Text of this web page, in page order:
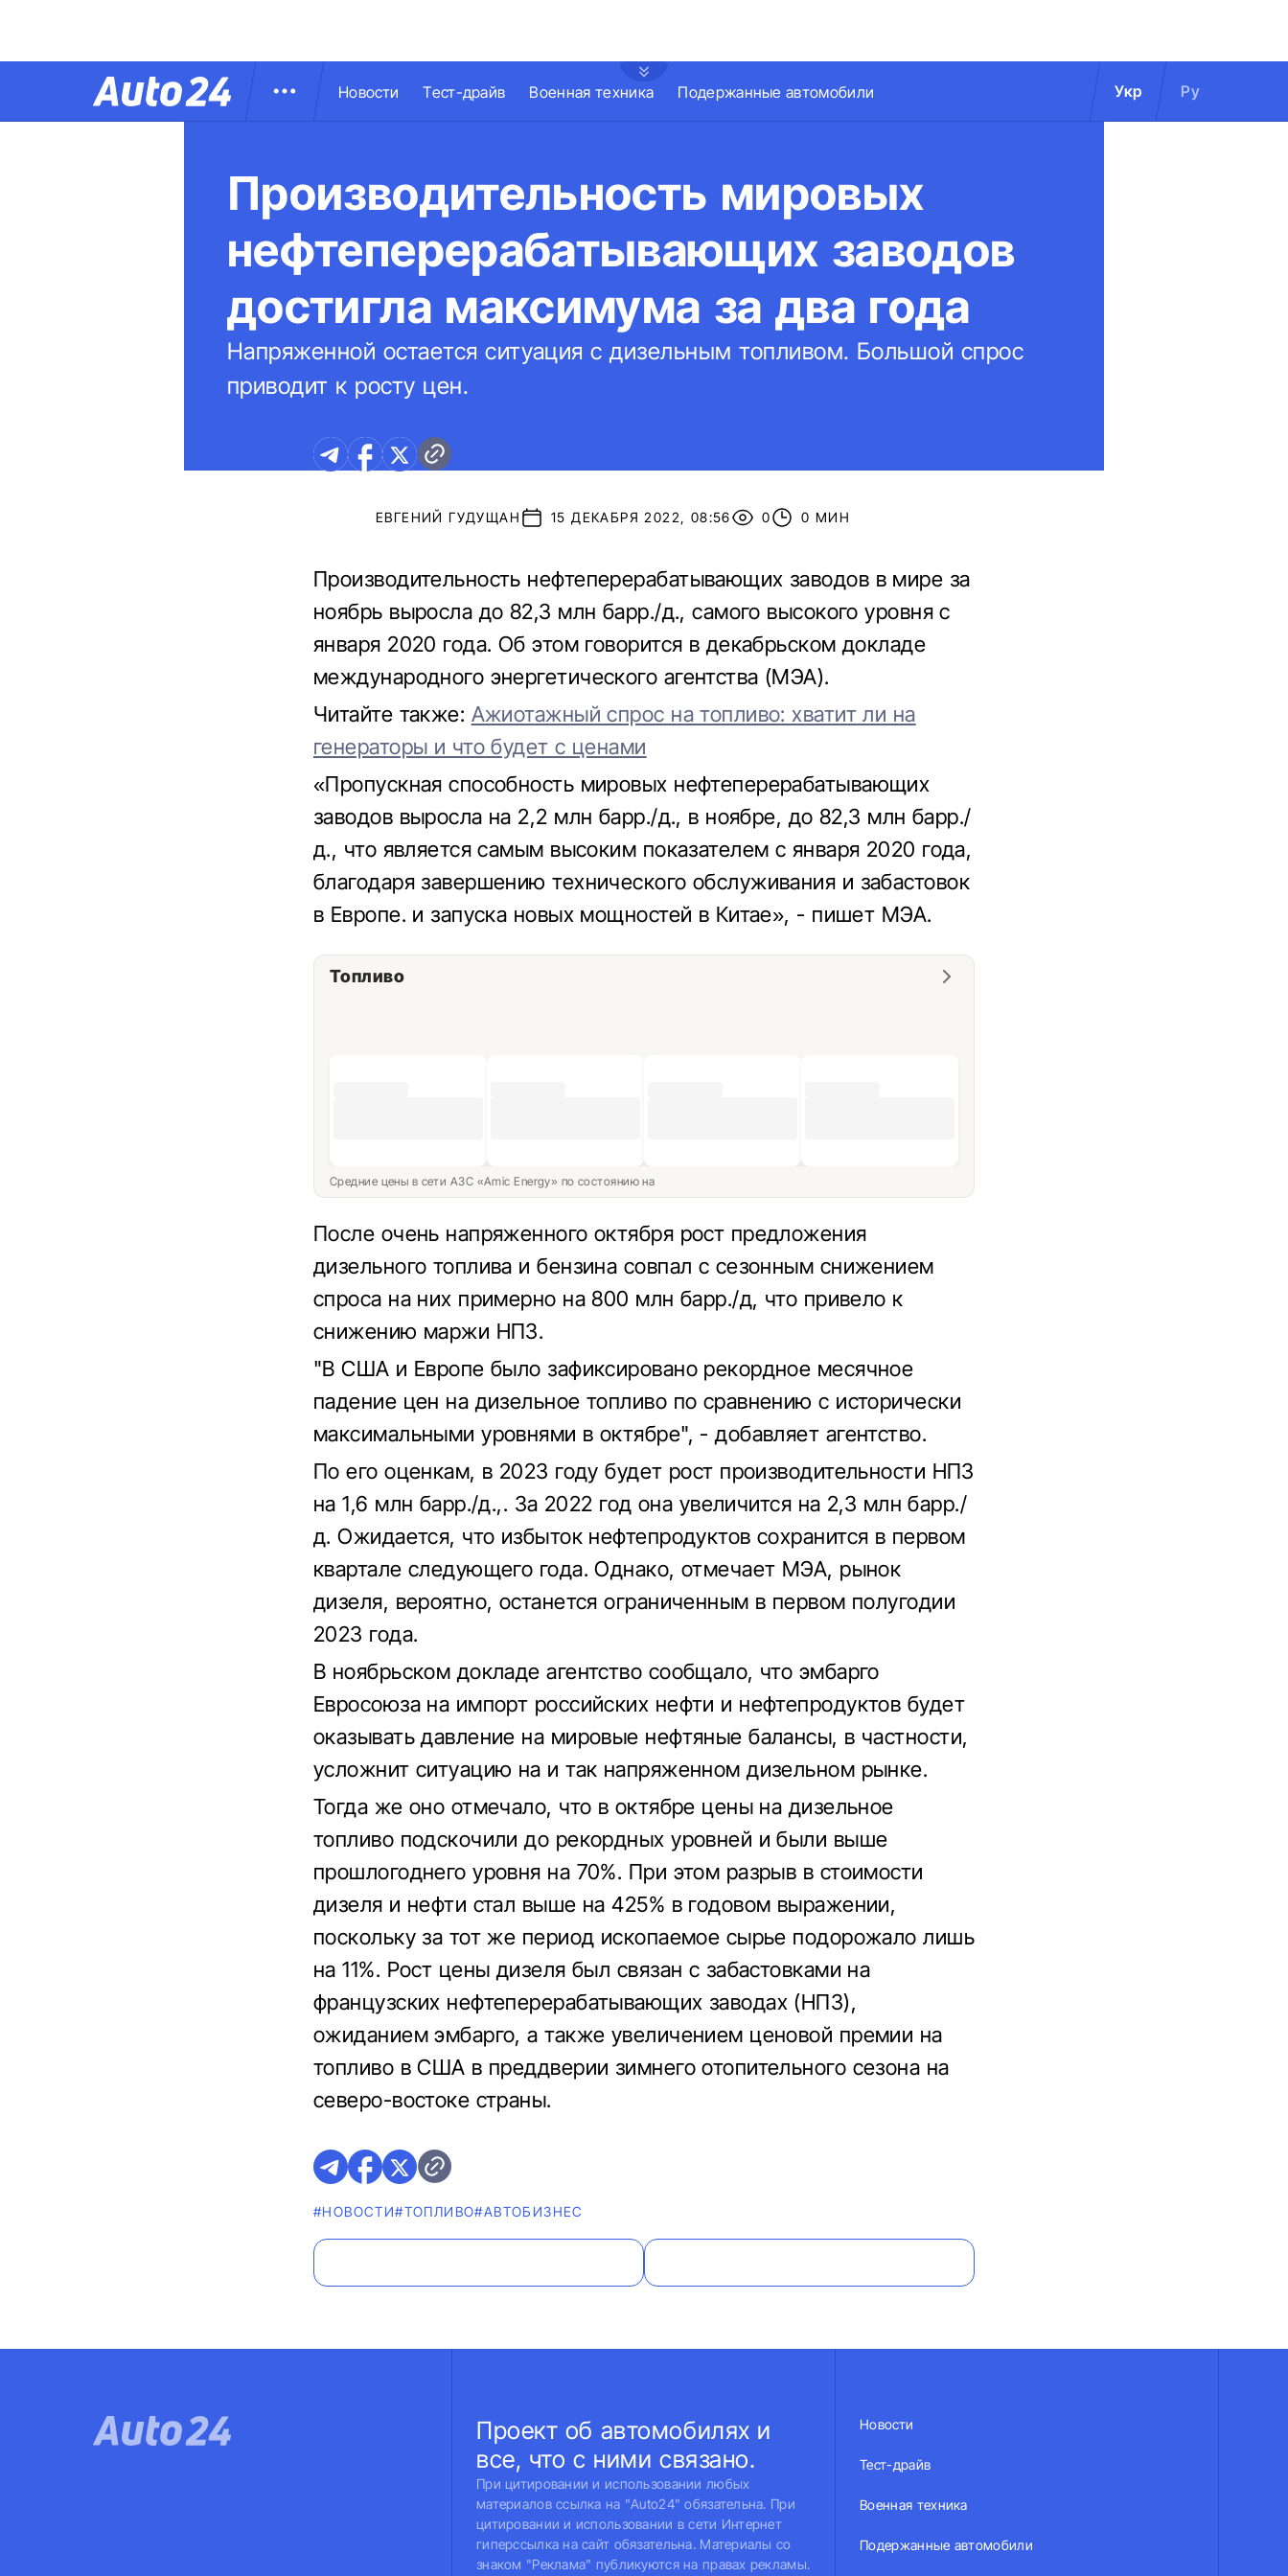
Новости Тест-драйв Военная техника Подержанные автомобили Укр Ру
Производительность мировых
нефтеперерабатывающих заводов
достигла максимума за два года
Напряженной остается ситуация с дизельным топливом. Большой спрос
приводит к росту цен.
ЕВГЕНИЙ ГУДУЩАН 15 ДЕКАБРЯ 2022, 08:56 0 0 МИН
Производительность нефтеперерабатывающих заводов в мире за
ноябрь выросла до 82,3 млн барр./д., самого высокого уровня с
января 2020 года. Об этом говорится в декабрьском докладе
международного энергетического агентства (МЭА).
Читайте также: Ажиотажный спрос на топливо: хватит ли на
генераторы и что будет с ценами
«Пропускная способность мировых нефтеперерабатывающих
заводов выросла на 2,2 млн барр./д., в ноябре, до 82,3 млн барр./
д., что является самым высоким показателем с января 2020 года,
благодаря завершению технического обслуживания и забастовок
в Европе. и запуска новых мощностей в Китае», - пишет МЭА.
Топливо
Средние цены в сети АЗС «Amic Energy» по состоянию на
После очень напряженного октября рост предложения
дизельного топлива и бензина совпал с сезонным снижением
спроса на них примерно на 800 млн барр./д, что привело к
снижению маржи НПЗ.
"В США и Европе было зафиксировано рекордное месячное
падение цен на дизельное топливо по сравнению с исторически
максимальными уровнями в октябре", - добавляет агентство.
По его оценкам, в 2023 году будет рост производительности НПЗ
на 1,6 млн барр./д.,. За 2022 год она увеличится на 2,3 млн барр./
д. Ожидается, что избыток нефтепродуктов сохранится в первом
квартале следующего года. Однако, отмечает МЭА, рынок
дизеля, вероятно, останется ограниченным в первом полугодии
2023 года.
В ноябрьском докладе агентство сообщало, что эмбарго
Евросоюза на импорт российских нефти и нефтепродуктов будет
оказывать давление на мировые нефтяные балансы, в частности,
усложнит ситуацию на и так напряженном дизельном рынке.
Тогда же оно отмечало, что в октябре цены на дизельное
топливо подскочили до рекордных уровней и были выше
прошлогоднего уровня на 70%. При этом разрыв в стоимости
дизеля и нефти стал выше на 425% в годовом выражении,
поскольку за тот же период ископаемое сырье подорожало лишь
на 11%. Рост цены дизеля был связан с забастовками на
французских нефтеперерабатывающих заводах (НПЗ),
ожиданием эмбарго, а также увеличением ценовой премии на
топливо в США в преддверии зимнего отопительного сезона на
северо-востоке страны.
#НОВОСТИ#ТОПЛИВО#AВТОБИЗНЕС
Проект об автомобилях и
все, что с ними связано.
При цитировании и использовании любых
материалов ссылка на "Auto24" обязательна. При
цитировании и использовании в сети Интернет
гиперссылка на сайт обязательна. Материалы со
знаком "Реклама" публикуются на правах рекламы.
Новости
Тест-драйв
Военная техника
Подержанные автомобили